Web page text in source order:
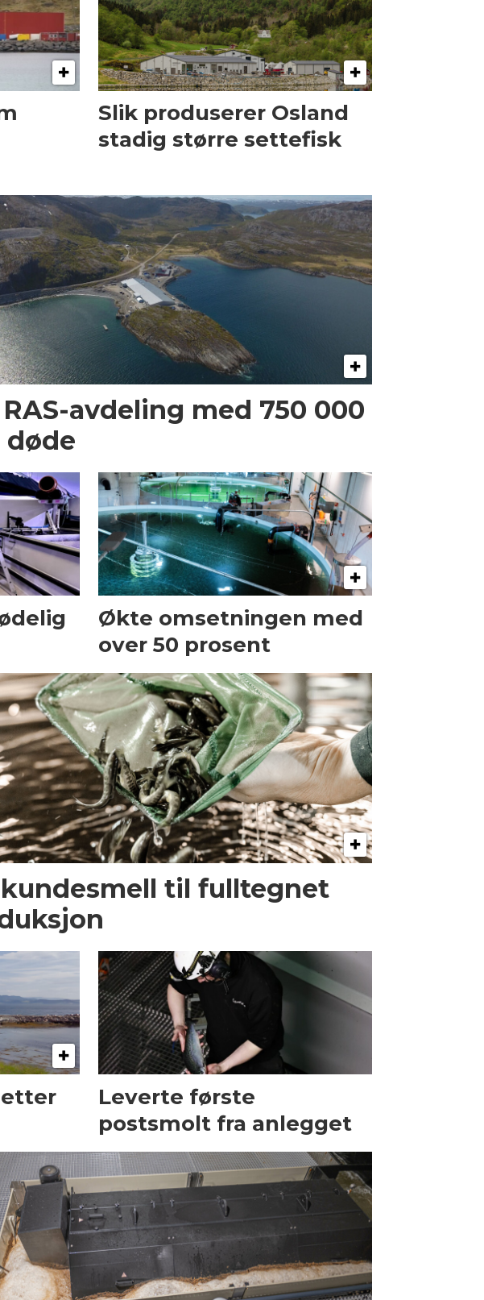
Slik produserer Osland
stadig større settefisk
avdeling med 750 000
Økte omsetningen med
over 50 prosent
kundesmell til fulltegnet
Leverte første
postsmolt fra anlegget